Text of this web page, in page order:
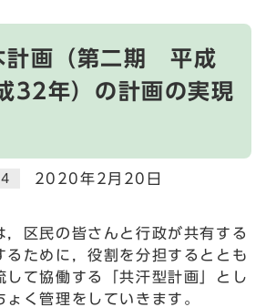
計画（第二期 平成
32年）の計画の実現
2020年2月20日
区民の皆さんと行政が共有する
るために，役割を分担するととも
して協働する「共汗型計画」とし
ょく管理をしていきます。